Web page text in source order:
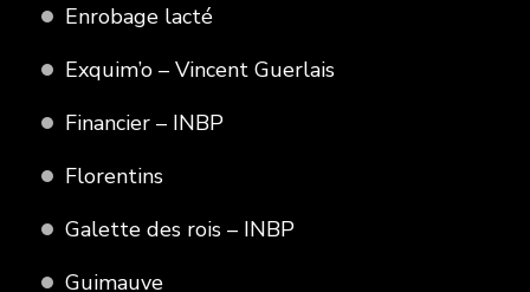
Enrobage lacté
Exquim’o – Vincent Guerlais
Financier – INBP
Florentins
Galette des rois – INBP
Guimauve